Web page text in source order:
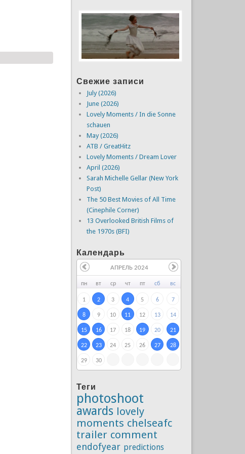
Свежие записи
July (2026)
June (2026)
Lovely Moments / In die Sonne
schauen
May (2026)
ATB / GreatHitz
Lovely Moments / Dream Lover
April (2026)
Sarah Michelle Gellar (New York
Post)
The 50 Best Movies of All Time
(Cinephile Corner)
13 Overlooked British Films of
the 1970s (BFI)
Календарь
пн вт ср чт пт сб вс
1 2 3 4 5 6 7
8 9 10 11 12 13 14
15 16 17 18 19 20 21
22 23 24 25 26 27 28
29 30
АПРЕЛЬ 2024
Теги
photoshoot
awards lovely
moments chelseafc
trailer comment
endofyear predictions